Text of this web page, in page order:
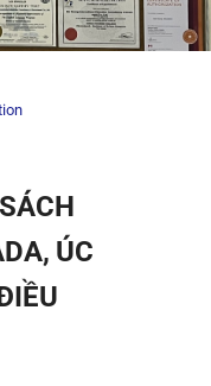
ÚC